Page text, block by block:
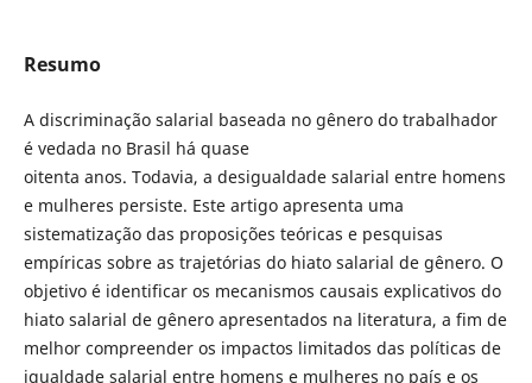
Resumo
A discriminação salarial baseada no gênero do trabalhador
é vedada no Brasil há quase
oitenta anos. Todavia, a desigualdade salarial entre homens
e mulheres persiste. Este artigo apresenta uma
sistematização das proposições teóricas e pesquisas
empíricas sobre as trajetórias do hiato salarial de gênero. O
objetivo é identificar os mecanismos causais explicativos do
hiato salarial de gênero apresentados na literatura, a fim de
melhor compreender os impactos limitados das políticas de
igualdade salarial entre homens e mulheres no país e os